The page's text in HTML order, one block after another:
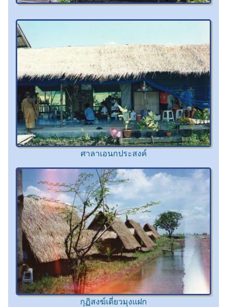
ศาลาเอนกประสงค์
กุฏิสงฆ์เดี่ยวมุงแฝก